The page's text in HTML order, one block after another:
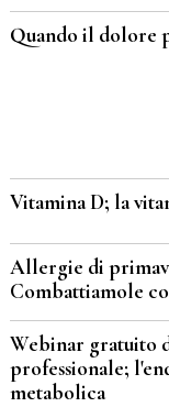
Quando il dolore
Vitamina D; la
Allergie di
Combattiamole
Webinar gratuito
professionale;
metabolica